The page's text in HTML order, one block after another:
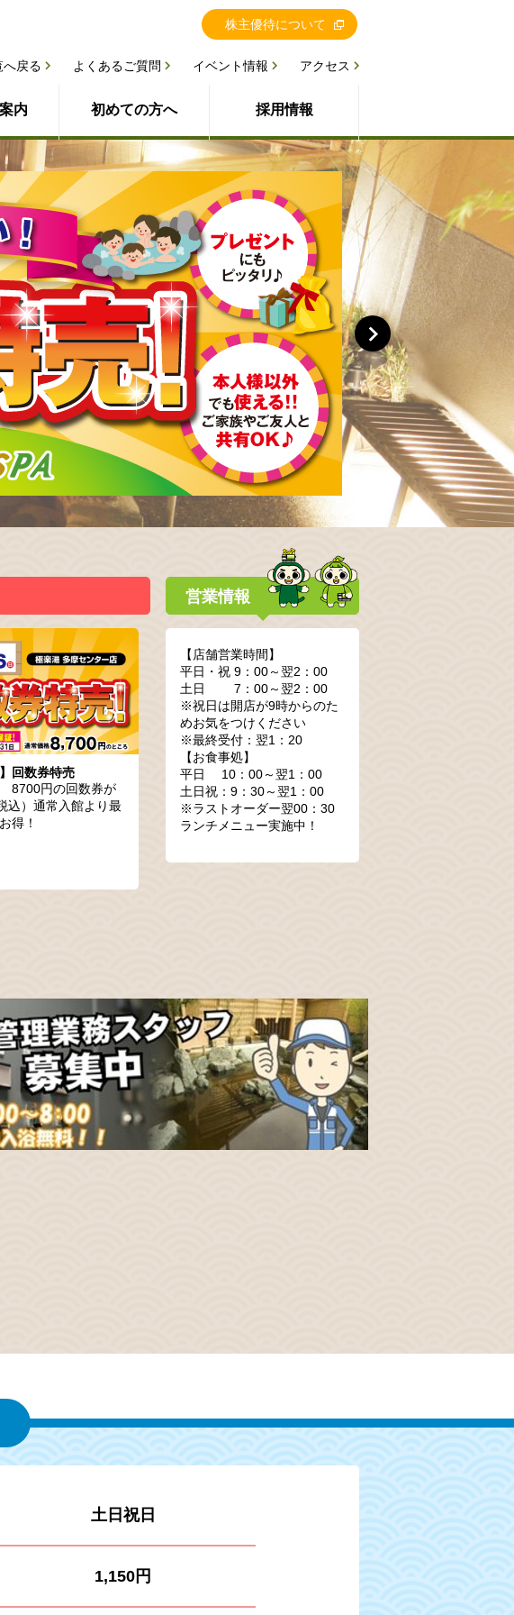
内 初めての方へ 採用情報
へ戻る よくあるご質問 イベント情報 アクセス
株主優待について
営業情報
【店舗営業時間】
平日・祝 9：00～翌2：00
土日 7：00～翌2：00
※祝日は開店が9時からのた
めお気をつけください
※最終受付：翌1：20
【お食事処】
平日 10：00～翌1：00
土日祝：9：30～翌1：00
※ラストオーダー翌00：30
ランチメニュー実施中！
回数券特売
8700円の回数券が
込）通常入館より最
得！
土日祝日
1,150円